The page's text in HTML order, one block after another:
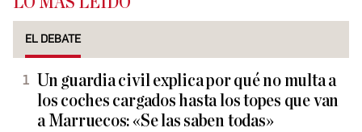
EL DEBATE
Un guardia civil explica por qué no multa a
los coches cargados hasta los topes que van
a Marruecos: «Se las saben todas»